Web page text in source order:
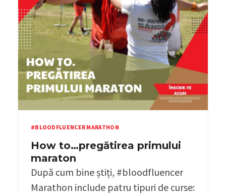
#BLOODFLUENCER MARATHON
How to…pregătirea primului
maraton
După cum bine știți, #bloodfluencer
Marathon include patru tipuri de curse: